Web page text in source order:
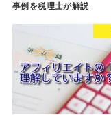
事例を税理士が解説